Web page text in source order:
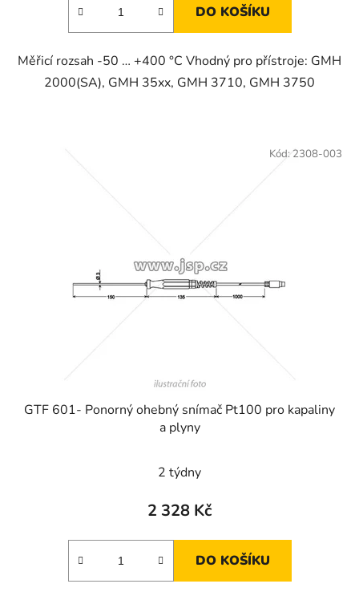
DO KOŠÍKU
Měřicí rozsah -50 … +400 °C Vhodný pro přístroje: GMH
2000(SA), GMH 35xx, GMH 3710, GMH 3750
GTF 601- Ponorný ohebný snímač Pt100 pro kapaliny
a plyny
2 týdny
2 328 Kč
DO KOŠÍKU
Kód: 2308-003